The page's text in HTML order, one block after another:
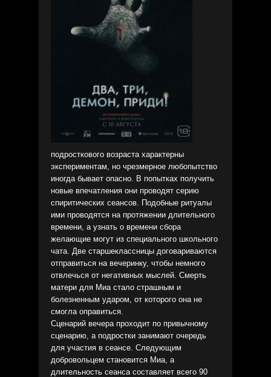
подросткового возраста характерны
экспериментам, но чрезмерное любопытство
иногда бывает опасно. В попытках получить
новые впечатления они проводят серию
спиритических сеансов. Подобные ритуалы
ими проводятся на протяжении длительного
времени, а узнать о времени сбора
желающие могут из специального школьного
чата. Две старшеклассницы договариваются
отправиться на вечеринку, чтобы немного
отвлечься от негативных мыслей. Смерть
матери для Миа стало страшным и
болезненным ударом, от которого она не
смогла оправиться.
Сценарий вечера проходит по привычному
сценарию, а подростки занимают очередь
для участия в сеансе. Следующим
добровольцем становится Миа, а
длительность сеанса составляет всего 90